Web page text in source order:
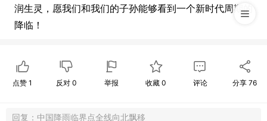
润生灵，愿我们和我们的子孙能够看到一个新时代周期的
降临！
点赞 1 反对0 举报 收藏 0 评论 分享76